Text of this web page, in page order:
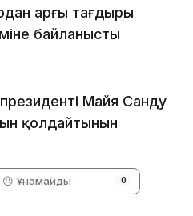
арғы тағдыры
байланысты
Майя Санду
қолдайтынын
😞 Ұнамайды 0